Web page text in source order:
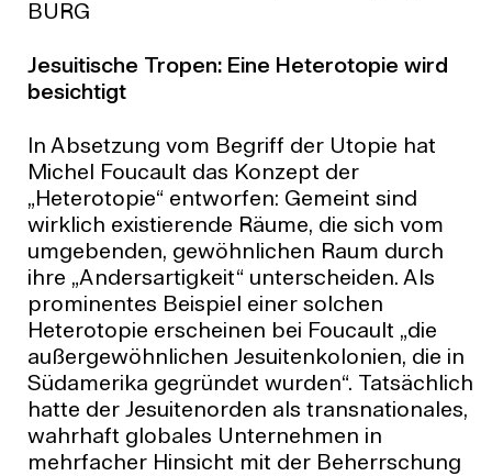
BURG
Jesuitische Tropen: Eine Heterotopie wird
besichtigt
In Absetzung vom Begriff der Utopie hat
Michel Foucault das Konzept der
„Heterotopie“ entworfen: Gemeint sind
wirklich existierende Räume, die sich vom
umgebenden, gewöhnlichen Raum durch
ihre „Andersartigkeit“ unterscheiden. Als
prominentes Beispiel einer solchen
Heterotopie erscheinen bei Foucault „die
außergewöhnlichen Jesuitenkolonien, die in
Südamerika gegründet wurden“. Tatsächlich
hatte der Jesuitenorden als transnationales,
wahrhaft globales Unternehmen in
mehrfacher Hinsicht mit der Beherrschung